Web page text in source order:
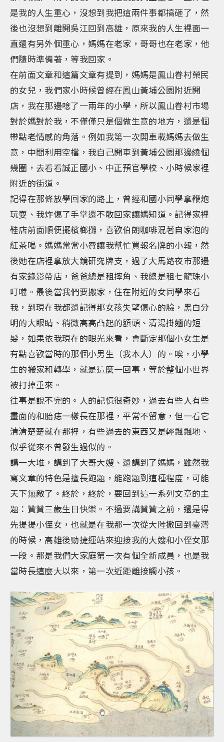
是我的人生重心，沒想到我把這兩件事都搞砸了，然
後也沒想到離開吳江回到高雄，原來我的人生裡面一
直還有另外個重心，媽媽在老家，哥哥也在老家，他
們隨時準備著，等我回家。
在前面文章和這篇文章有提到，媽媽是鳯山眷村榮民
的女兒，我們家小時候曾經在鳯山黃埔公園附近開
店，我在那邊唸了一兩年的小學，所以鳯山眷村市場
對於媽對於我，不僅僅只是個做生意的地方，還是個
帶點老情感的角落。例如我第一次開車載媽媽去做生
意，中間利用空檔，我自己開車到黃埔公園那邊繞個
幾圈，去看看誠正國小、中正預官學校、小時候家裡
附近的街道。
記得在那條放學回家的路上，曾經和國小同學拿鞭炮
玩耍、我炸傷了手掌還不敢回家讓媽知道。記得家裡
鞋店前面順便擺檳榔攤，喜歡伯朗咖啡混著自家泡的
紅茶喝。媽媽常常小費讓我幫忙買報名牌的小報，然
後她在店裡拿放大鏡研究牌支，過了大馬路夜市那邊
有家錄影帶店，爸爸總是租摔角、我總是租七龍珠小
叮噹。最後當我們要搬家，住在附近的女同學來看
我，到現在我都還記得那女孩失望傷心的臉，黑白分
明的大眼睛、稍微高高凸起的額頭、清湯掛麵的短
髮，如果依我現在的眼光來看，會斷定那個小女生是
有點喜歡當時的那個小男生（我本人）的。唉，小學
生的搬家和轉學，就是這麼一回事，等於整個小世界
被打掉重來。
往事是說不完的。人的記憶很奇妙，過去有些人有些
畫面的和胎痣一樣長在那裡，平常不留意，但一看它
清清楚楚就在那裡，有些過去的東西又是輕飄飄地、
似乎從來不曾發生過似的。
講一大堆，講到了大哥大嫂、還講到了媽媽，雖然我
寫文章的特色是擅長跑題，能跑題到這種程度，可能
天下無敵了。終於，終於，要回到這一系列文章的主
題：贊贊三歲生日快樂。不過要講贊贊之前，還是得
先提提小侄女，也就是在我那一次從大陸撤回到臺灣
的時候，高雄後勁捷運站來迎接我的大嫂和小侄女那
一段。那是我們大家庭第一次有個全新成員，也是我
當時長這麼大以來，第一次近距離接觸小孩。